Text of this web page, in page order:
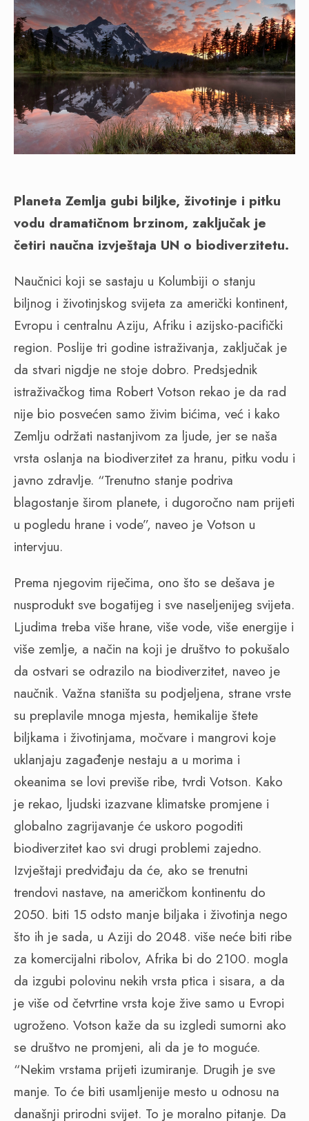
Planeta Zemlja gubi biljke, životinje i pitku
vodu dramatičnom brzinom, zaključak je
četiri naučna izvještaja UN o biodiverzitetu.
Naučnici koji se sastaju u Kolumbiji o stanju
biljnog i životinjskog svijeta za američki kontinent,
Evropu i centralnu Aziju, Afriku i azijsko-pacifički
region. Poslije tri godine istraživanja, zaključak je
da stvari nigdje ne stoje dobro. Predsjednik
istraživačkog tima Robert Votson rekao je da rad
nije bio posvećen samo živim bićima, već i kako
Zemlju održati nastanjivom za ljude, jer se naša
vrsta oslanja na biodiverzitet za hranu, pitku vodu i
javno zdravlje. “Trenutno stanje podriva
blagostanje širom planete, i dugoročno nam prijeti
u pogledu hrane i vode”, naveo je Votson u
intervjuu.
Prema njegovim riječima, ono što se dešava je
nusprodukt sve bogatijeg i sve naseljenijeg svijeta.
Ljudima treba više hrane, više vode, više energije i
više zemlje, a način na koji je društvo to pokušalo
da ostvari se odrazilo na biodiverzitet, naveo je
naučnik. Važna staništa su podjeljena, strane vrste
su preplavile mnoga mjesta, hemikalije štete
biljkama i životinjama, močvare i mangrovi koje
uklanjaju zagađenje nestaju a u morima i
okeanima se lovi previše ribe, tvrdi Votson. Kako
je rekao, ljudski izazvane klimatske promjene i
globalno zagrijavanje će uskoro pogoditi
biodiverzitet kao svi drugi problemi zajedno.
Izvještaji predviđaju da će, ako se trenutni
trendovi nastave, na američkom kontinentu do
2050. biti 15 odsto manje biljaka i životinja nego
što ih je sada, u Aziji do 2048. više neće biti ribe
za komercijalni ribolov, Afrika bi do 2100. mogla
da izgubi polovinu nekih vrsta ptica i sisara, a da
je više od četvrtine vrsta koje žive samo u Evropi
ugroženo. Votson kaže da su izgledi sumorni ako
se društvo ne promjeni, ali da je to moguće.
“Nekim vrstama prijeti izumiranje. Drugih je sve
manje. To će biti usamljenije mesto u odnosu na
današnji prirodni svijet. To je moralno pitanje. Da